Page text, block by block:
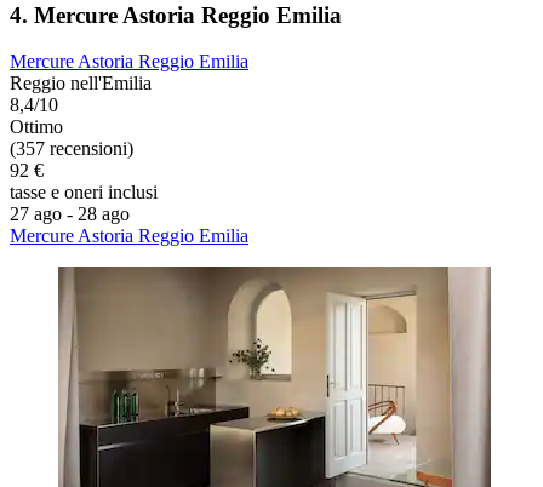
4. Mercure Astoria Reggio Emilia
Mercure Astoria Reggio Emilia
Reggio nell'Emilia
8,4/10
Ottimo
(357 recensioni)
92 €
tasse e oneri inclusi
27 ago - 28 ago
Mercure Astoria Reggio Emilia